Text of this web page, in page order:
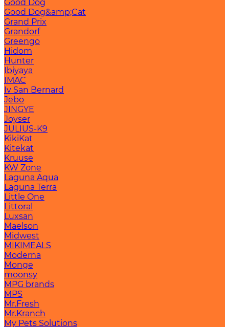
Good Dog
Good Dog&amp;Cat
Grand Prix
Grandorf
Greengo
Hidom
Hunter
Ibiyaya
IMAC
Iv San Bernard
Jebo
JINGYE
Joyser
JULIUS-K9
KikiKat
Kitekat
Kruuse
KW Zone
Laguna Aqua
Laguna Terra
Little One
Littoral
Luxsan
Maelson
Midwest
MIKIMEALS
Moderna
Monge
moonsy
MPG brands
MPS
Mr.Fresh
Mr.Kranch
My Pets Solutions